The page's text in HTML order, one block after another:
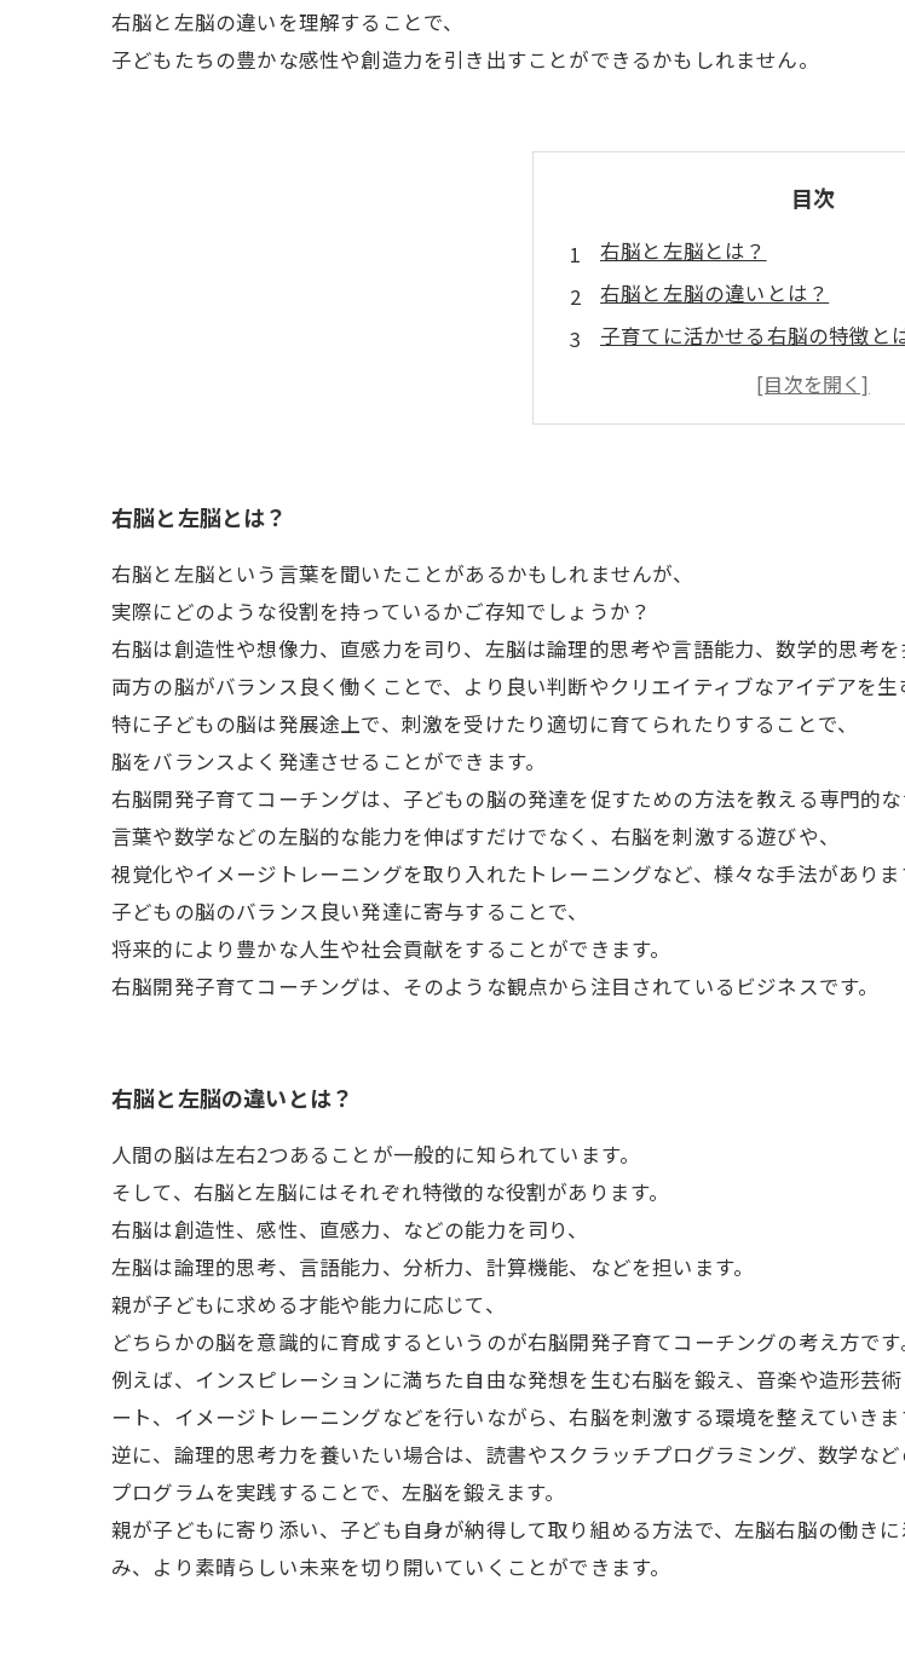
右脳と左脳の違いを理解することで、
子どもたちの豊かな感性や創造力を引き出すことができるかもしれません。
目次
右脳と左脳とは？
右脳と左脳の違いとは？
子育てに活かせる右脳の特徴と
子供の創造力を伸ばすためには？
左脳も大切！子供のバランスの
右脳と左脳とは？
右脳と左脳という言葉を聞いたことがあるかもしれませんが、
実際にどのような役割を持っているかご存知でしょうか？
右脳は創造性や想像力、直感力を司り、左脳は論理的思考や言語能力、数学的思考を
両方の脳がバランス良く働くことで、より良い判断やクリエイティブなアイデアを生
特に子どもの脳は発展途上で、刺激を受けたり適切に育てられたりすることで、
脳をバランスよく発達させることができます。
右脳開発子育てコーチングは、子どもの脳の発達を促すための方法を教える専門的な
言葉や数学などの左脳的な能力を伸ばすだけでなく、右脳を刺激する遊びや、
視覚化やイメージトレーニングを取り入れたトレーニングなど、様々な手法がありま
子どもの脳のバランス良い発達に寄与することで、
将来的により豊かな人生や社会貢献をすることができます。
右脳開発子育てコーチングは、そのような観点から注目されているビジネスです。
右脳と左脳の違いとは？
人間の脳は左右2つあることが一般的に知られています。
そして、右脳と左脳にはそれぞれ特徴的な役割があります。
右脳は創造性、感性、直感力、などの能力を司り、
左脳は論理的思考、言語能力、分析力、計算機能、などを担います。
親が子どもに求める才能や能力に応じて、
どちらかの脳を意識的に育成するというのが右脳開発子育てコーチングの考え方です
例えば、インスピレーションに満ちた自由な発想を生む右脳を鍛え、音楽や造形芸
ート、イメージトレーニングなどを行いながら、右脳を刺激する環境を整えていきま
逆に、論理的思考力を養いたい場合は、読書やスクラッチプログラミング、数学な
プログラムを実践することで、左脳を鍛えます。
親が子どもに寄り添い、子ども自身が納得して取り組める方法で、左脳右脳の働き
み、より素晴らしい未来を切り開いていくことができます。